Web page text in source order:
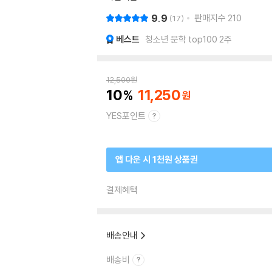
9.9 17 판매지수 210
베스트 청소년 문학 top100 2주
12,500원
10 11,250
YES포인트
앱 다운 시 1천원 상품권
결제혜택
배송안내
배송비